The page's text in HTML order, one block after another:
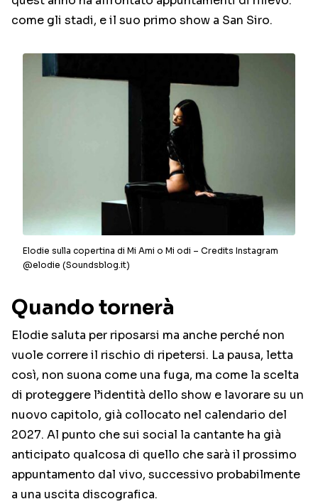
come gli stadi, e il suo primo show a San Siro.
Elodie sulla copertina di Mi Ami o Mi odi – Credits Instagram
@elodie (Soundsblog.it)
Quando tornerà
Elodie saluta per riposarsi ma anche perché non
vuole correre il rischio di ripetersi. La pausa, letta
così, non suona come una fuga, ma come la scelta
di proteggere l’identità dello show e lavorare su un
nuovo capitolo, già collocato nel calendario del
2027. Al punto che sui social la cantante ha già
anticipato qualcosa di quello che sarà il prossimo
appuntamento dal vivo, successivo probabilmente
a una uscita discografica.